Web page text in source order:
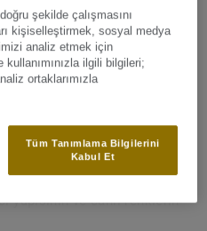
-
B156 163
yapısı sayesinde sakin ve
verir. Chinchilla’nın geniş
11 karışım ve 8 çift
yapısının ve canlı renklerin
retro olarak
şekilde çalışmasını
kişiselleştirmek, sosyal medya
analiz etmek için
kullanımınızla ilgili bilgileri;
ortaklarımızla
Tüm Tanımlama Bilgilerini
Kabul Et